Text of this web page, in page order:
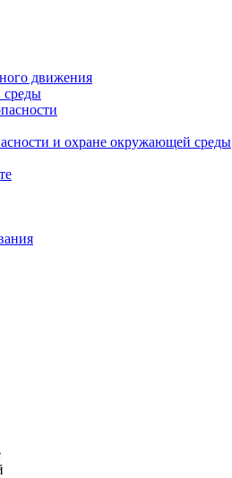
движения
среды
и охране окружающей среды